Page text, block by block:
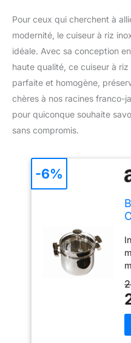
Pour ceux qui cherchent à
modernité, le cuiseur à riz
idéale. Avec sa conception
haute qualité, ce cuiseur à
parfaite et homogène,
chères à nos racines franco-
pour quiconque souhaite
sans compromis.
-6%